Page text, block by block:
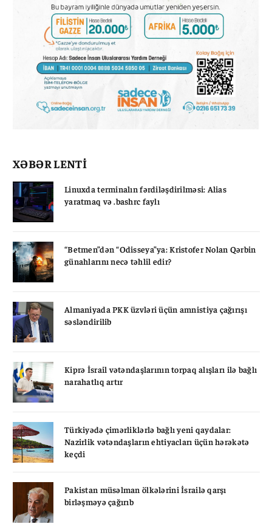
XƏBƏR LENTİ
Linuxda terminalın fərdiləşdirilməsi: Alias
yaratmaq və .bashrc faylı
“Betmen”dən “Odisseya”ya: Kristofer Nolan Qərbin
günahlarını necə təhlil edir?
Almaniyada PKK üzvləri üçün amnistiya çağırışı
səsləndirilib
Kiprə İsrail vətəndaşlarının torpaq alışları ilə bağlı
narahatlıq artır
Türkiyədə çimərliklərlə bağlı yeni qaydalar:
Nazirlik vətəndaşların ehtiyacları üçün hərəkətə
keçdi
Pakistan müsəlman ölkələrini İsrailə qarşı
birləşməyə çağırıb